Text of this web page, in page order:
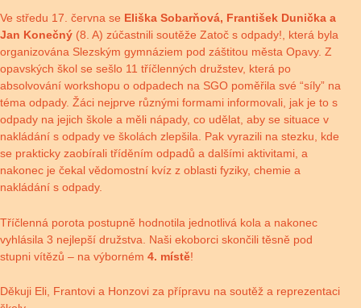
Ve středu 17. června se Eliška Sobarňová, František Dunička a
Jan Konečný (8. A) zúčastnili soutěže Zatoč s odpady!, která byla
organizována Slezským gymnáziem pod záštitou města Opavy. Z
opavských škol se sešlo 11 tříčlenných družstev, která po
absolvování workshopu o odpadech na SGO poměřila své “síly” na
téma odpady. Žáci nejprve různými formami informovali, jak je to s
odpady na jejich škole a měli nápady, co udělat, aby se situace v
nakládání s odpady ve školách zlepšila. Pak vyrazili na stezku, kde
se prakticky zaobírali tříděním odpadů a dalšími aktivitami, a
nakonec je čekal vědomostní kvíz z oblasti fyziky, chemie a
nakládání s odpady.
Tříčlenná porota postupně hodnotila jednotlivá kola a nakonec
vyhlásila 3 nejlepší družstva. Naši ekoborci skončili těsně pod
stupni vítězů – na výborném 4. místě!
Děkuji Eli, Frantovi a Honzovi za přípravu na soutěž a reprezentaci